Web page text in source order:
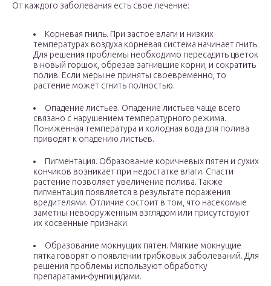
От каждого заболевания есть свое лечение:
Корневая гниль. При застое влаги и низких
температурах воздуха корневая система начинает гнить.
Для решения проблемы необходимо пересадить цветок
в новый горшок, обрезав загнившие корни, и сократить
полив. Если меры не приняты своевременно, то
растение может сгнить полностью.
Опадение листьев. Опадение листьев чаще всего
связано с нарушением температурного режима.
Пониженная температура и холодная вода для полива
приводят к опадению листьев.
Пигментация. Образование коричневых пятен и сухих
кончиков возникает при недостатке влаги. Спасти
растение позволяет увеличение полива. Также
пигментация появляется в результате поражения
вредителями. Отличие состоит в том, что насекомые
заметны невооруженным взглядом или присутствуют
их косвенные признаки.
Образование мокнущих пятен. Мягкие мокнущие
пятка говорят о появлении грибковых заболеваний. Для
решения проблемы используют обработку
препаратами-фунгицидами.